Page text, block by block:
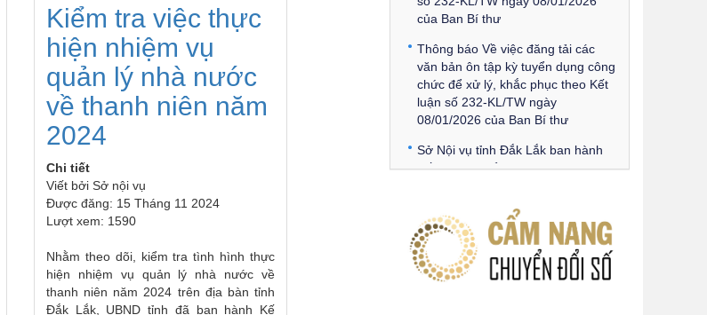
Kiểm tra việc thực
hiện nhiệm vụ
quản lý nhà nước
về thanh niên năm
2024
Chi tiết
Viết bởi Sở nội vụ
Được đăng: 15 Tháng 11 2024
Lượt xem: 1590
Nhằm theo dõi, kiểm tra tình hình thực
hiện nhiệm vụ quản lý nhà nước về
thanh niên năm 2024 trên địa bàn tỉnh
Đắk Lắk, UBND tỉnh đã ban hành Kế
của Ban Bí thư
văn bản ôn tập kỳ tuyển dụng công
chức để xử lý, khắc phục theo Kết
luận số 232-KL/TW ngày
08/01/2026 của Ban Bí thư
Kế hoạch tuyển dụng công chức
Lấy ý kiến góp ý dự thảo Tờ trình
và Quyết định Phân cấp thực hiện
hỗ trợ người lao động đi làm việc ở